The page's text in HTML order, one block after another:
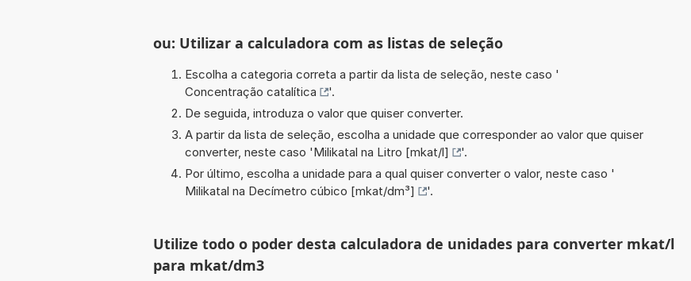
ou: Utilizar a calculadora com as listas de seleção
Escolha a categoria correta a partir da lista de seleção, neste caso '
Concentração catalítica
'.
De seguida, introduza o valor que quiser converter.
A partir da lista de seleção, escolha a unidade que corresponder ao valor que quiser
converter, neste caso 'Milikatal na Litro [mkat/l]
'.
Por último, escolha a unidade para a qual quiser converter o valor, neste caso '
Milikatal na Decímetro cúbico [mkat/dm³]
'.
Utilize todo o poder desta calculadora de unidades para converter mkat/l
para mkat/dm3